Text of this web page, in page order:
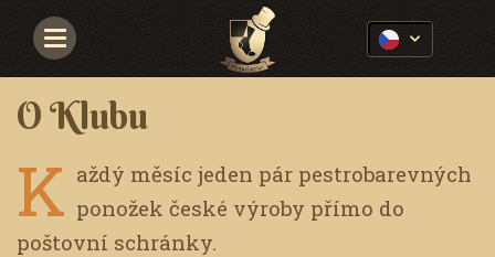
Navigace
O Klubu
K aždý měsíc jeden pár pestrobarevných
ponožek české výroby přímo do
poštovní schránky.